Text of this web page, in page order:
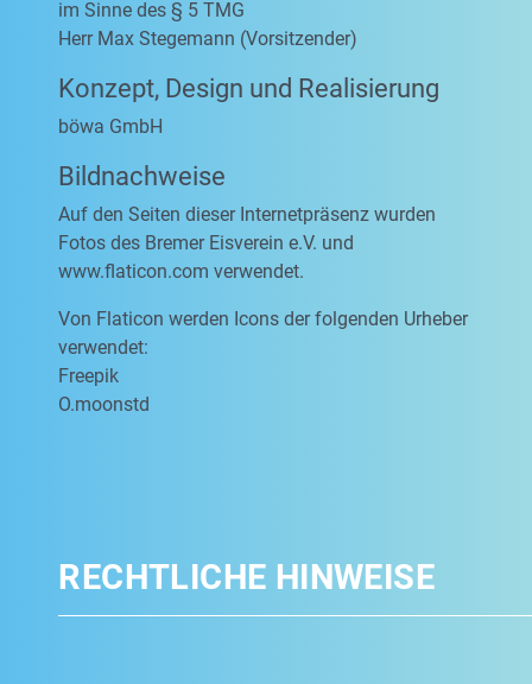
im Sinne des § 5 TMG
Herr Max Stegemann (Vorsitzender)
Konzept, Design und Realisierung
böwa GmbH
Bildnachweise
Auf den Seiten dieser Internetpräsenz wurden
Fotos des Bremer Eisverein e.V. und
www.flaticon.com verwendet.
Von Flaticon werden Icons der folgenden Urheber
verwendet:
Freepik
O.moonstd
RECHTLICHE HINWEISE